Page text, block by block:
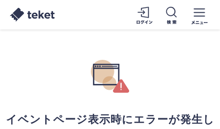
イベントページ表示時にエラーが発生し